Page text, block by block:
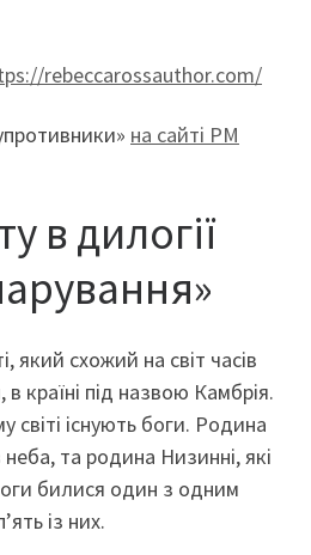
rebeccarossauthor.com/
на сайті РМ
в дилогії
який схожий на світ часів
в країні під назвою Камбрія.
світі існують боги. Родина
та родина Низинні, які
билися один з одним
із них.